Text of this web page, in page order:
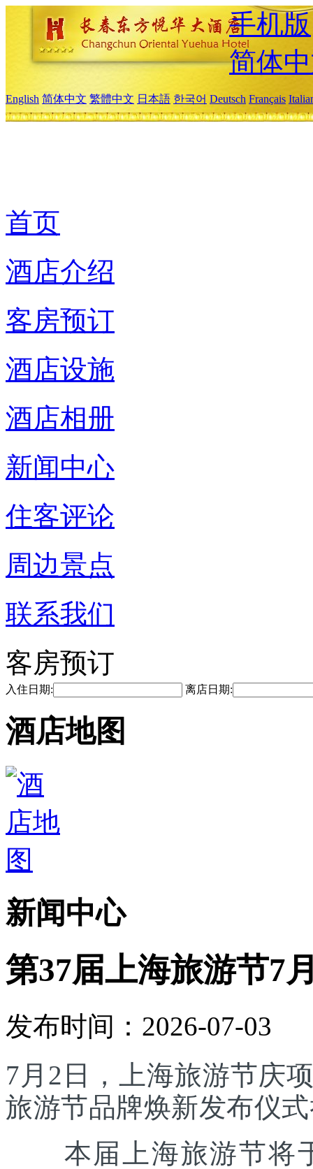
手机版
简体
English 简体中文 繁體中文 日本語 한국어 Deutsch Français
首页
酒店介绍
客房预订
酒店设施
酒店相册
新闻中心
住客评论
周边景点
联系我们
客房预订
入住日期: 离店日期:
酒店地图
新闻中心
第37届上海旅游节7
发布时间：2026-07-03
7月2日，上海旅游节庆
旅游节品牌焕新发布仪
本届上海旅游节将于